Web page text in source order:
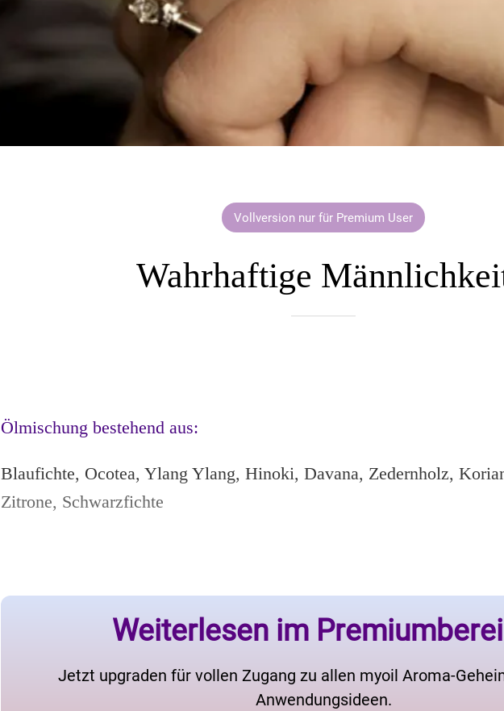
Vollversion nur für Premium User
Wahrhaftige
Ölmischung bestehend aus:
Blaufichte, Ocotea, Ylang Ylang, Hinoki, Davana, Zedernholz,
Zitrone, Schwarzfichte
Weiterlesen im
Jetzt upgraden für vollen Zugang zu allen myoil Aroma-
Anwendungsideen.